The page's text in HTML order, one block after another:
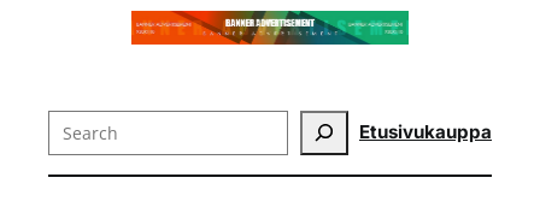
Search Etusivukauppa